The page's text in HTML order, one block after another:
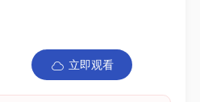
立即观看